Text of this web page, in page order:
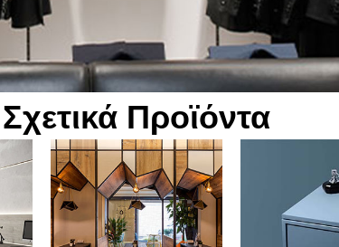
Σχετικά Προϊόντα